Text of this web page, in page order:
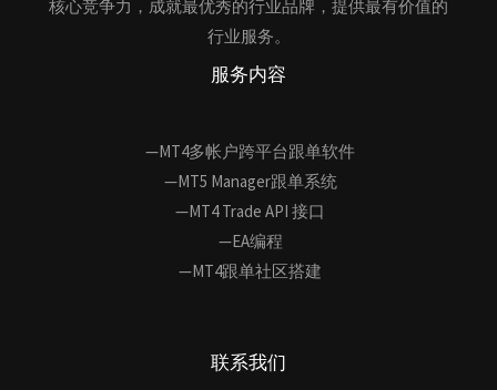
核心竞争力，成就最优秀的行业品牌，提供最有价值的
行业服务。
服务内容
—MT4多帐户跨平台跟单软件
—MT5 Manager跟单系统
—MT4 Trade API 接口
—EA编程
—MT4跟单社区搭建
联系我们